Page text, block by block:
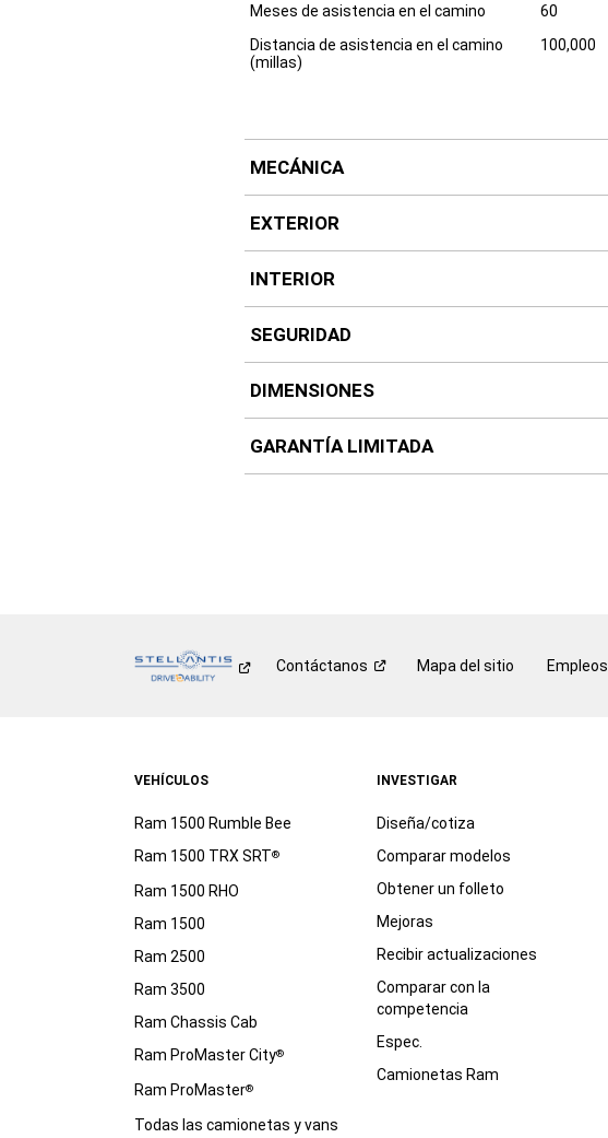
Meses de asistencia en el camino
60
Distancia de asistencia en el camino
(millas)
100,000
MECÁNICA
EXTERIOR
INTERIOR
SEGURIDAD
DIMENSIONES
GARANTÍA LIMITADA
Contáctanos Mapa del sitio Empleos
VEHÍCULOS
Ram 1500 Rumble Bee
Ram 1500 TRX SRT®
Ram 1500 RHO
Ram 1500
Ram 2500
Ram 3500
Ram Chassis Cab
Ram ProMaster City®
Ram ProMaster®
Todas las camionetas y vans
INVESTIGAR
Diseña/cotiza
Comparar modelos
Obtener un folleto
Mejoras
Recibir actualizaciones
Comparar con la
competencia
Espec.
Camionetas Ram